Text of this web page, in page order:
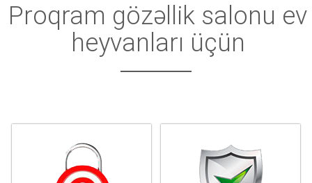
Proqram gözəllik salonu ev
heyvanları üçün